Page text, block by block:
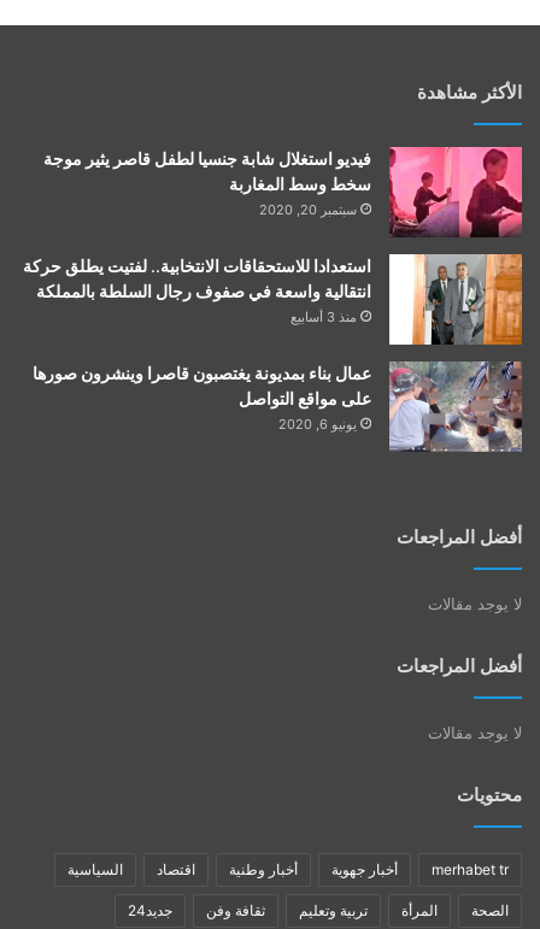
الأكثر مشاهدة
فيديو استغلال شابة جنسيا لطفل قاصر يثير موجة
سخط وسط المغاربة
سبتمبر 20, 2020
استعدادا للاستحقاقات الانتخابية.. لفتيت يطلق حركة
انتقالية واسعة في صفوف رجال السلطة بالمملكة
منذ 3 أسابيع
عمال بناء بمديونة يغتصبون قاصرا وينشرون صورها
على مواقع التواصل
يونيو 6, 2020
أفضل المراجعات
لا يوجد مقالات
أفضل المراجعات
لا يوجد مقالات
محتويات
merhabet tr أخبار جهوية أخبار وطنية اقتصاد السياسية
الصحة المرأة تربية وتعليم ثقافة وفن جديد24